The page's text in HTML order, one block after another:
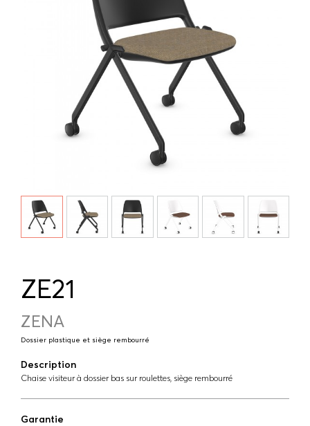
ZE21
ZENA
Dossier plastique et siège rembourré
Description
Chaise visiteur à dossier bas sur roulettes, siège rembourré
Garantie